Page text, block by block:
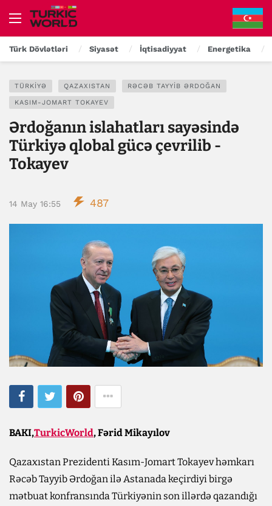
Türk Dövlətləri Siyasət İqtisadiyyat Energetika
TÜRKIYƏ QAZAXISTAN RƏCƏB TAYYIB ƏRDOĞAN
KASIM-JOMART TOKAYEV
Ərdoğanın islahatları sayəsində
Türkiyə qlobal gücə çevrilib -
Tokayev
14 May 16:55 487
BAKI,TurkicWorld, Fərid Mikayılov
Qazaxıstan Prezidenti Kasım-Jomart Tokayev həmkarı
Rəcəb Tayyib Ərdoğan ilə Astanada keçirdiyi birgə
mətbuat konfransında Türkiyənin son illərdə qazandığı